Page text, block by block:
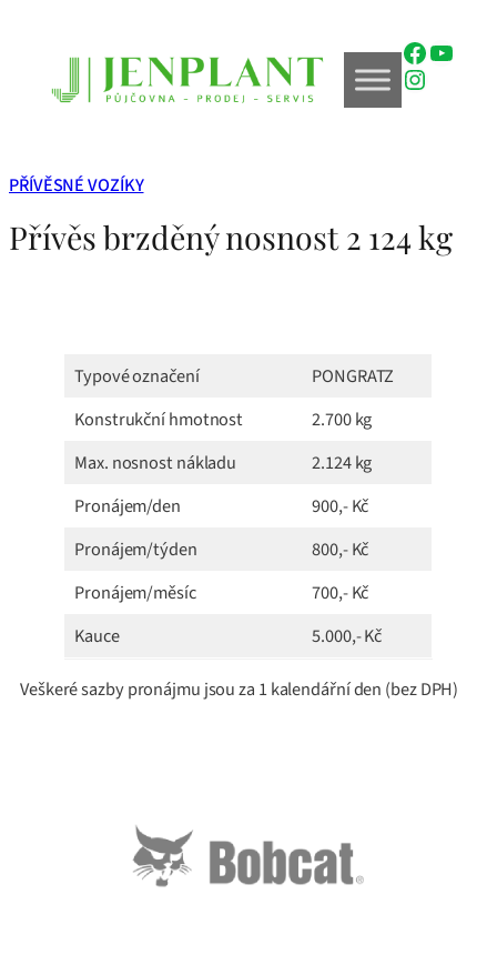
PŘÍVĚSNÉ VOZÍKY
Přívěs brzděný nosnost 2 124 kg
Typové označení
PONGRATZ
Konstrukční hmotnost
2.700 kg
Max. nosnost nákladu
2.124 kg
Pronájem/den
900,- Kč
Pronájem/týden
800,- Kč
Pronájem/měsíc
700,- Kč
Kauce
5.000,- Kč
Veškeré sazby pronájmu jsou za 1 kalendářní den (bez DPH)